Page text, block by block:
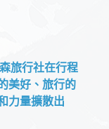
旅行社在行程
美好、旅行的
力量擴散出